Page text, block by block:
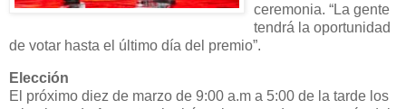
ceremonia. “La gente
tendrá la oportunidad
de votar hasta el último día del premio”.
Elección
El próximo diez de marzo de 9:00 a.m a 5:00 de la tarde los